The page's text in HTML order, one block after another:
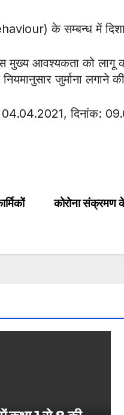
के सम्बन्ध में
आवश्यकता को लागू
जुर्माना लगाने की
04.04.2021, दिनांक:
कोरोना संक्रमण